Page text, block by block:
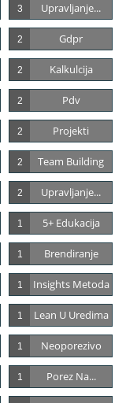
Upravljanje...
3
Gdpr
2
Kalkulcija
2
Pdv
2
Projekti
2
Team Building
2
Upravljanje...
2
5+ Edukacija
1
Brendiranje
1
Insights Metoda
1
Lean U Uredima
1
Neoporezivo
1
Porez Na...
1